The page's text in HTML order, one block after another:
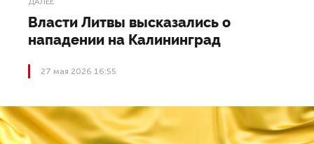
Власти Литвы высказались о
нападении на Калининград
27 мая 2026 16:55